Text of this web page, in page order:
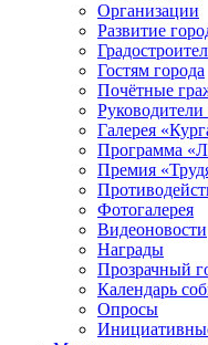
Организации
Развитие
Гостям города
Почётные
Руководители
Галерея
Программа
Премия
Фотогалерея
Видеоновости
Награды
Прозрачный
Календарь
Опросы